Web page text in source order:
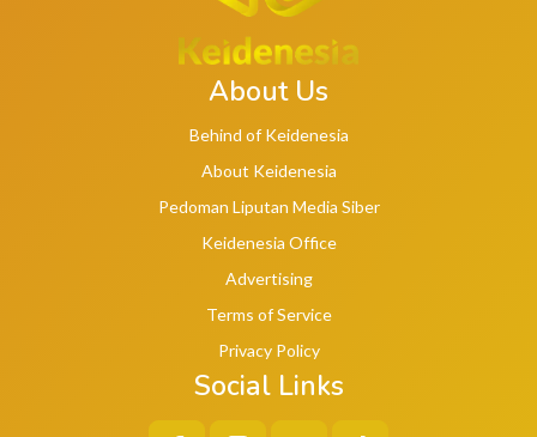
About Us
Behind of Keidenesia
About Keidenesia
Pedoman Liputan Media Siber
Keidenesia Office
Advertising
Terms of Service
Privacy Policy
Social Links